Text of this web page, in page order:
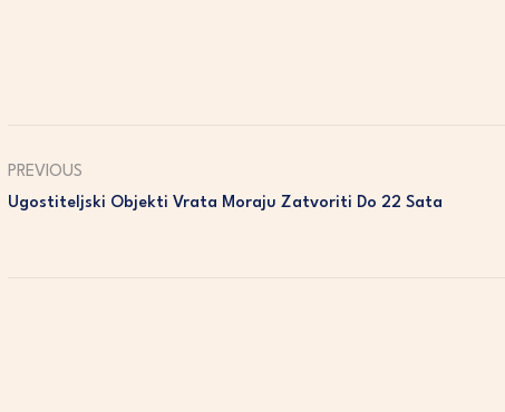
PREVIOUS
Ugostiteljski Objekti Vrata Moraju Zatvoriti Do 22 Sata